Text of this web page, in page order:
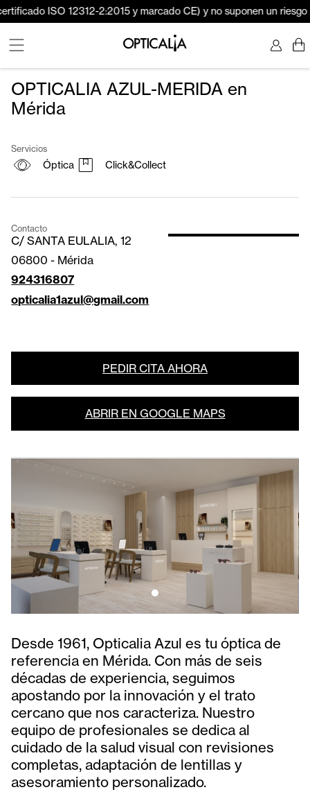
ISO 12312-2:2015 y marcado CE) y no suponen un riesgo
OPTICALIA AZUL-MERIDA en
Mérida
Servicios
Óptica Click&Collect
Contacto
C/ SANTA EULALIA, 12
06800 - Mérida
924316807
opticalia1azul@gmail.com
PEDIR CITA AHORA
ABRIR EN GOOGLE MAPS
Desde 1961, Opticalia Azul es tu óptica de
referencia en Mérida. Con más de seis
décadas de experiencia, seguimos
apostando por la innovación y el trato
cercano que nos caracteriza. Nuestro
equipo de profesionales se dedica al
cuidado de la salud visual con revisiones
completas, adaptación de lentillas y
asesoramiento personalizado.